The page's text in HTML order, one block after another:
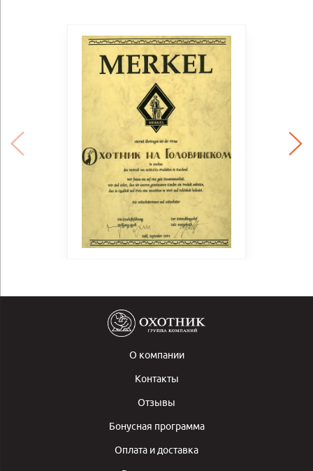
О компании
Контакты
Отзывы
Бонусная программа
Оплата и доставка